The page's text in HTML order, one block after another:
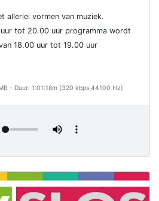
allerlei vormen van muziek.
tot 20.00 uur programma wordt
18.00 uur tot 19.00 uur
- Duur: 1:01:18m (320 kbps 44100 Hz)